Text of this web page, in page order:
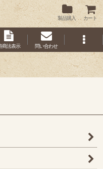
製品購入 カート
商法表示 問い合わせ